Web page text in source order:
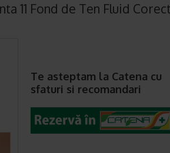
11 Fond de Ten Fluid
Te asteptam la Catena cu
sfaturi si recomandari